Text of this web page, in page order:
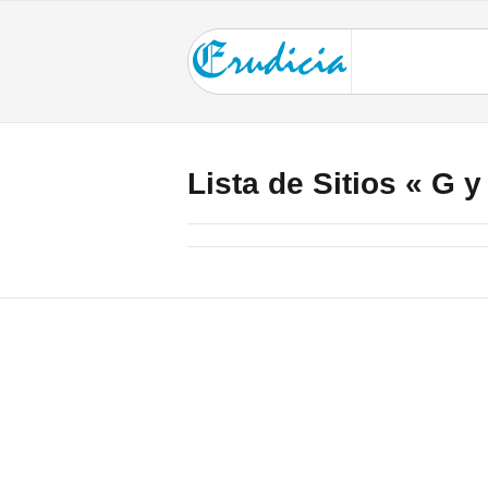
Lista de Sitios « G y